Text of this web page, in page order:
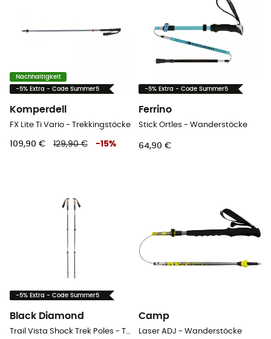
Nachhaltigkeit
-5% Extra - Code Summer5
Komperdell
FX Lite Ti Vario - Trekkingstöcke
109,90 € 129,90 € -15%
-5% Extra - Code Summer5
Ferrino
Stick Ortles - Wanderstöcke
64,90 €
-5% Extra - Code Summer5
Black Diamond Camp
Laser ADJ - Wanderstöcke